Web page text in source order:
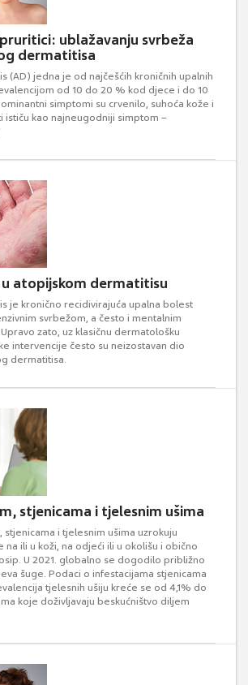
ublažavanju svrbeža
dermatitisa
(AD) jedna je od najčešćih kroničnih upalnih
od 10 do 20 % kod djece i do 10
simptomi su crvenilo, suhoća kože i
ističu kao najneugodniji simptom –
atopijskom dermatitisu
je kronično recidivirajuća upalna bolest
svrbežom, a često i mentalnim
zato, uz klasičnu dermatološku
intervencije često su neizostavan dio
dermatitisa.
stjenicama i tjelesnim ušima
stjenicama i tjelesnim ušima uzrokuju
na ili u koži, na odjeći ili u okolišu i obično
U 2021. globalno se dogodilo približno
šuge. Podaci o infestacijama stjenicama
tjelesnih ušiju kreće se od 4,1% do
koje doživljavaju beskućništvo diljem